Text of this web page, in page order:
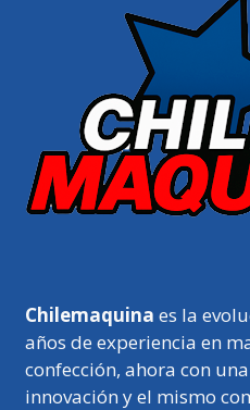
Chilemaquina es la
años de experiencia en
confección, ahora con
innovación y el mismo